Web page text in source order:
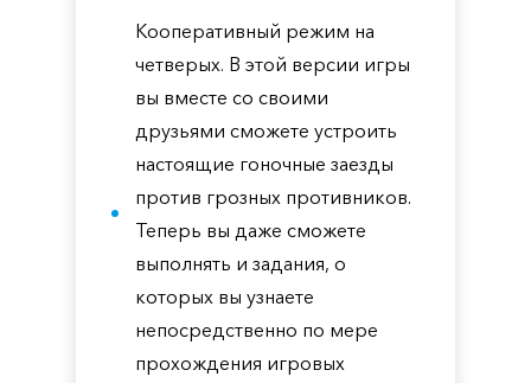
Кооперативный режим на
четверых. В этой версии игры
вы вместе со своими
друзьями сможете устроить
настоящие гоночные заезды
против грозных противников.
Теперь вы даже сможете
выполнять и задания, о
которых вы узнаете
непосредственно по мере
прохождения игровых